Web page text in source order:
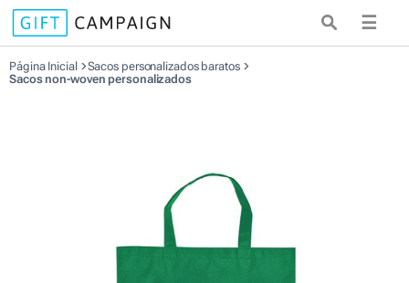
☰
Página Inicial
Sacos personalizados baratos
Sacos non-woven personalizados